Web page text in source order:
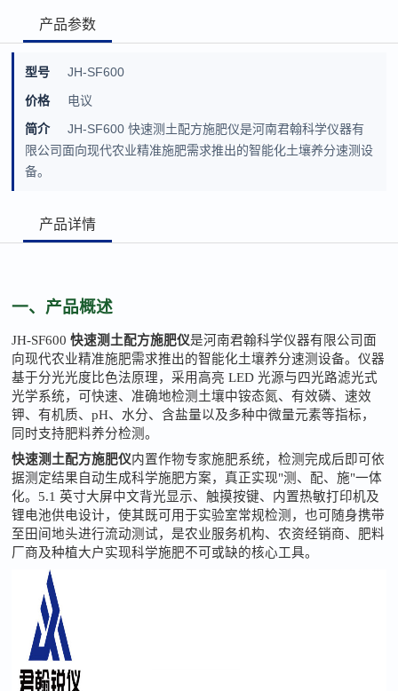
产品参数
型号
JH-SF600
价格
电议
简介
JH-SF600 快速测土配方施肥仪是河南君翰科学仪器有
限公司面向现代农业精准施肥需求推出的智能化土壤养分速测设
备。
产品详情
一、产品概述
JH-SF600快速测土配方施肥仪是河南君翰科学仪器有限公司面
向现代农业精准施肥需求推出的智能化土壤养分速测设备。仪器
基于分光光度比色法原理，采用高亮 LED 光源与四光路滤光式
光学系统，可快速、准确地检测土壤中铵态氮、有效磷、速效
钾、有机质、pH、水分、含盐量以及多种中微量元素等指标，
同时支持肥料养分检测。
快速测土配方施肥仪内置作物专家施肥系统，检测完成后即可依
据测定结果自动生成科学施肥方案，真正实现"测、配、施"一体
化。5.1 英寸大屏中文背光显示、触摸按键、内置热敏打印机及
锂电池供电设计，使其既可用于实验室常规检测，也可随身携带
至田间地头进行流动测试，是农业服务机构、农资经销商、肥料
厂商及种植大户实现科学施肥不可或缺的核心工具。